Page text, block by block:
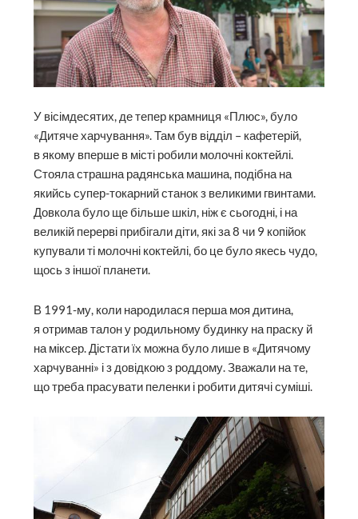
У вісімдесятих, де тепер крамниця «Плюс», було
«Дитяче харчування». Там був відділ – кафетерій,
в якому вперше в місті робили молочні коктейлі.
Стояла страшна радянська машина, подібна на
якийсь супер-токарний станок з великими гвинтами.
Довкола було ще більше шкіл, ніж є сьогодні, і на
великій перерві прибігали діти, які за 8 чи 9 копійок
купували ті молочні коктейлі, бо це було якесь чудо,
щось з іншої планети.
В 1991-му, коли народилася перша моя дитина,
я отримав талон у родильному будинку на праску й
на міксер. Дістати їх можна було лише в «Дитячому
харчуванні» і з довідкою з роддому. Зважали на те,
що треба прасувати пеленки і робити дитячі суміші.